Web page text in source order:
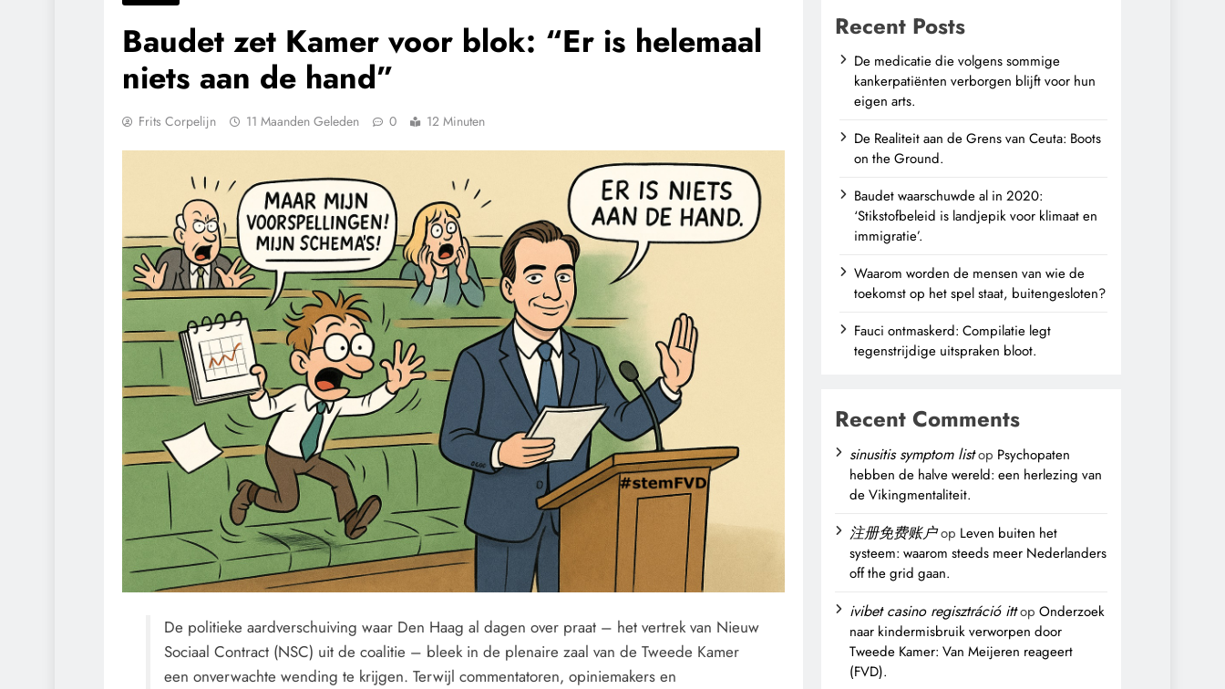
Baudet zet Kamer voor blok: “Er is helemaal
niets aan de hand”
Frits Corpelijn 11 Maanden Geleden 0 12 Minuten
De politieke aardverschuiving waar Den Haag al dagen over praat – het vertrek van Nieuw
Sociaal Contract (NSC) uit de coalitie – bleek in de plenaire zaal van de Tweede Kamer
een onverwachte wending te krijgen. Terwijl commentatoren, opiniemakers en
Recent Posts
De medicatie die volgens sommige
kankerpatiënten verborgen blijft voor hun
eigen arts.
De Realiteit aan de Grens van Ceuta: Boots
on the Ground.
Baudet waarschuwde al in 2020:
‘Stikstofbeleid is landjepik voor klimaat en
immigratie’.
Waarom worden de mensen van wie de
toekomst op het spel staat, buitengesloten?
Fauci ontmaskerd: Compilatie legt
tegenstrijdige uitspraken bloot.
Recent Comments
sinusitis symptom listop Psychopaten
hebben de halve wereld: een herlezing van
de Vikingmentaliteit.
注册免费账户op Leven buiten het
systeem: waarom steeds meer Nederlanders
off the grid gaan.
ivibet casino regisztráció ittopOnderzoek
naar kindermisbruik verworpen door
Tweede Kamer: Van Meijeren reageert
(FVD).